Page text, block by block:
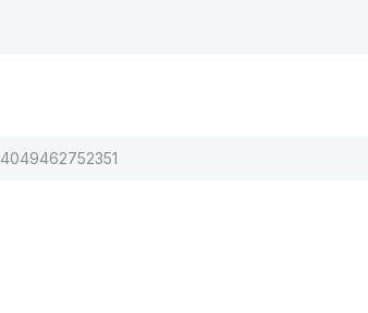
4049462752351